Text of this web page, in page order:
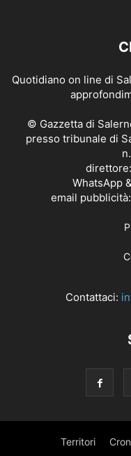
Quotidiano on line di
© Gazzetta di
presso tribunale di
WhatsApp
email
Contattaci:
Territori